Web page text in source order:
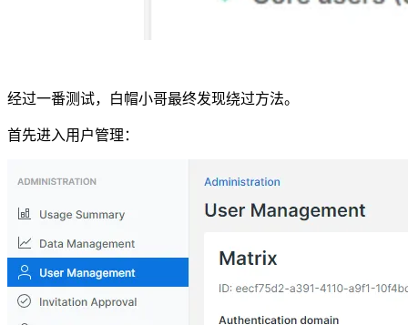
经过一番测试，白帽小哥最终发现绕过方法。
首先进入用户管理：